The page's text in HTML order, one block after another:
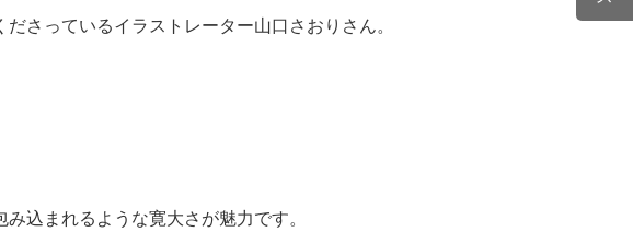
さっているイラストレーター山口さおりさん。
込まれるような寛大さが魅力です。